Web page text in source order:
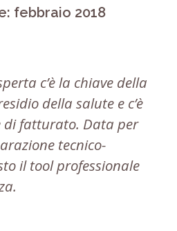
febbraio 2018
c’è la chiave della
della salute e c’è
fatturato. Data per
tecnico-
iltoolprofessionale